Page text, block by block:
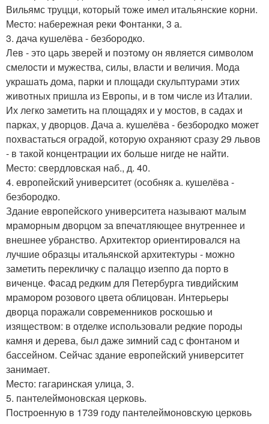
Вильямс труцци, который тоже имел итальянские корни.
Место: набережная реки Фонтанки, 3 а.
3. дача кушелёва - безбородко.
Лев - это царь зверей и поэтому он является символом
смелости и мужества, силы, власти и величия. Мода
украшать дома, парки и площади скульптурами этих
животных пришла из Европы, и в том числе из Италии.
Их легко заметить на площадях и у мостов, в садах и
парках, у дворцов. Дача а. кушелёва - безбородко может
похвастаться оградой, которую охраняют сразу 29 львов
- в такой концентрации их больше нигде не найти.
Место: свердловская наб., д. 40.
4. европейский университет (особняк а. кушелёва -
безбородко.
Здание европейского университета называют малым
мраморным дворцом за впечатляющее внутреннее и
внешнее убранство. Архитектор ориентировался на
лучшие образцы итальянской архитектуры - можно
заметить перекличку с палаццо изеппо да порто в
виченце. Фасад редким для Петербурга тивдийским
мрамором розового цвета облицован. Интерьеры
дворца поражали современников роскошью и
изяществом: в отделке использовали редкие породы
камня и дерева, был даже зимний сад с фонтаном и
бассейном. Сейчас здание европейский университет
занимает.
Место: гагаринская улица, 3.
5. пантелеймоновская церковь.
Построенную в 1739 году пантелеймоновскую церковь